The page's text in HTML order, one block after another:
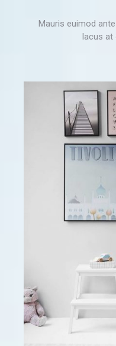
Mauris euimod
lacus at